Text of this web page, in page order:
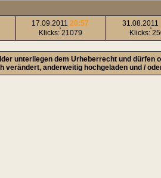
17.09.2011 20:57
Klicks: 21079
31.08.2011
Klicks:
unterliegen dem Urheberrecht und dürfen
verändert, anderweitig hochgeladen und /